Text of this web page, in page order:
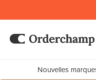
Nouvelles